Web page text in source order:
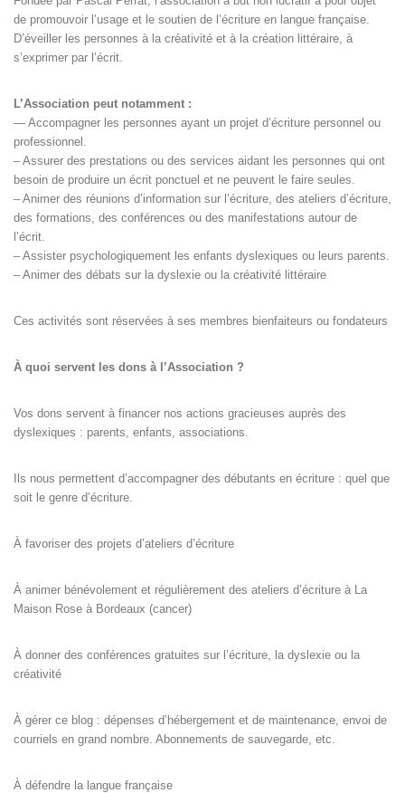
de promouvoir l’usage et le soutien de l’écriture en langue française.
D’éveiller les personnes à la créativité et à la création littéraire, à
s’exprimer par l’écrit.
L’Association peut notamment :
— Accompagner les personnes ayant un projet d’écriture personnel ou
professionnel.
– Assurer des prestations ou des services aidant les personnes qui ont
besoin de produire un écrit ponctuel et ne peuvent le faire seules.
– Animer des réunions d’information sur l’écriture, des ateliers d’écriture,
des formations, des conférences ou des manifestations autour de
l’écrit.
– Assister psychologiquement les enfants dyslexiques ou leurs parents.
– Animer des débats sur la dyslexie ou la créativité littéraire
Ces activités sont réservées à ses membres bienfaiteurs ou fondateurs
À quoi servent les dons à l’Association ?
Vos dons servent à financer nos actions gracieuses auprès des
dyslexiques : parents, enfants, associations.
Ils nous permettent d’accompagner des débutants en écriture : quel que
soit le genre d’écriture.
À favoriser des projets d’ateliers d’écriture
À animer bénévolement et régulièrement des ateliers d’écriture à La
Maison Rose à Bordeaux (cancer)
À donner des conférences gratuites sur l’écriture, la dyslexie ou la
créativité
À gérer ce blog : dépenses d’hébergement et de maintenance, envoi de
courriels en grand nombre. Abonnements de sauvegarde, etc.
À défendre la langue française